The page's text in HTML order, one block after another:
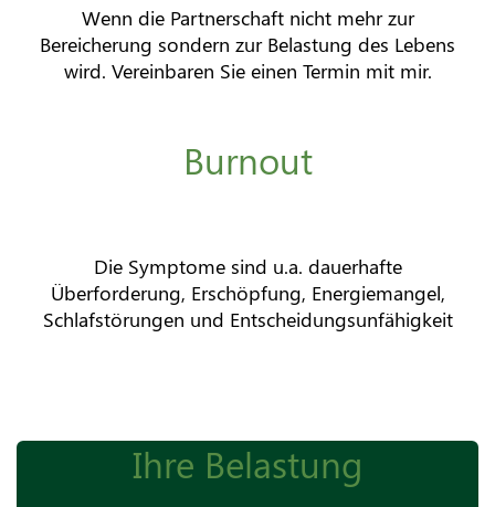
Wenn die Partnerschaft nicht mehr zur
Bereicherung sondern zur Belastung des Lebens
wird. Vereinbaren Sie einen Termin mit mir.
Burnout
Die Symptome sind u.a. dauerhafte
Überforderung, Erschöpfung, Energiemangel,
Schlafstörungen und Entscheidungsunfähigkeit
Ihre Belastung